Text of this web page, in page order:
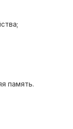
память.